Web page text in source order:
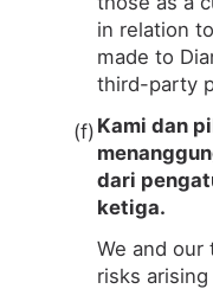
in relation
made to
third-party
Kami dan
dari
ketiga.
We and our
risks